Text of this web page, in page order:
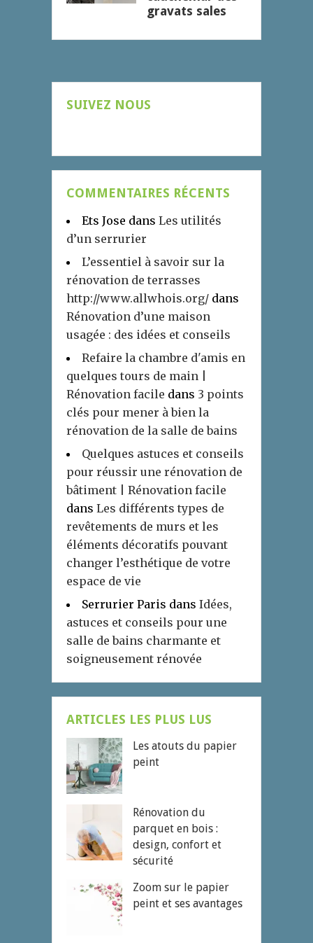
gravats sales
SUIVEZ NOUS
COMMENTAIRES RÉCENTS
Ets Jose dans Les utilités
d’un serrurier
L’essentiel à savoir sur la
rénovation de terrasses
http://www.allwhois.org/ dans
Rénovation d’une maison
usagée : des idées et conseils
Refaire la chambre d'amis en
quelques tours de main |
Rénovation facile dans 3 points
clés pour mener à bien la
rénovation de la salle de bains
Quelques astuces et conseils
pour réussir une rénovation de
bâtiment | Rénovation facile
dans Les différents types de
revêtements de murs et les
éléments décoratifs pouvant
changer l’esthétique de votre
espace de vie
Serrurier Paris dans Idées,
astuces et conseils pour une
salle de bains charmante et
soigneusement rénovée
ARTICLES LES PLUS LUS
Les atouts du papier
peint
Rénovation du
parquet en bois :
design, confort et
sécurité
Zoom sur le papier
peint et ses avantages